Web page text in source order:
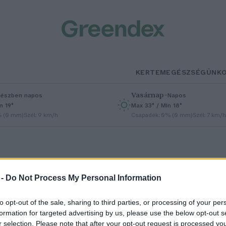
Do Not Process My Personal Information
opt-out of the sale, sharing to third parties, or processing of your
for targeted advertising by us, please use the below opt-out
selection. Please note that after your opt-out request is processed
KERTEMEGÉSZSÉGÜNK
napos
19°
(0 mm)Szél: 9 km/h
Vasárnap–Napos
Max 33° / Min 18°
Csapadék: 0% (0 mm)Szél: 7 km/h
sorozat indul a szegedi